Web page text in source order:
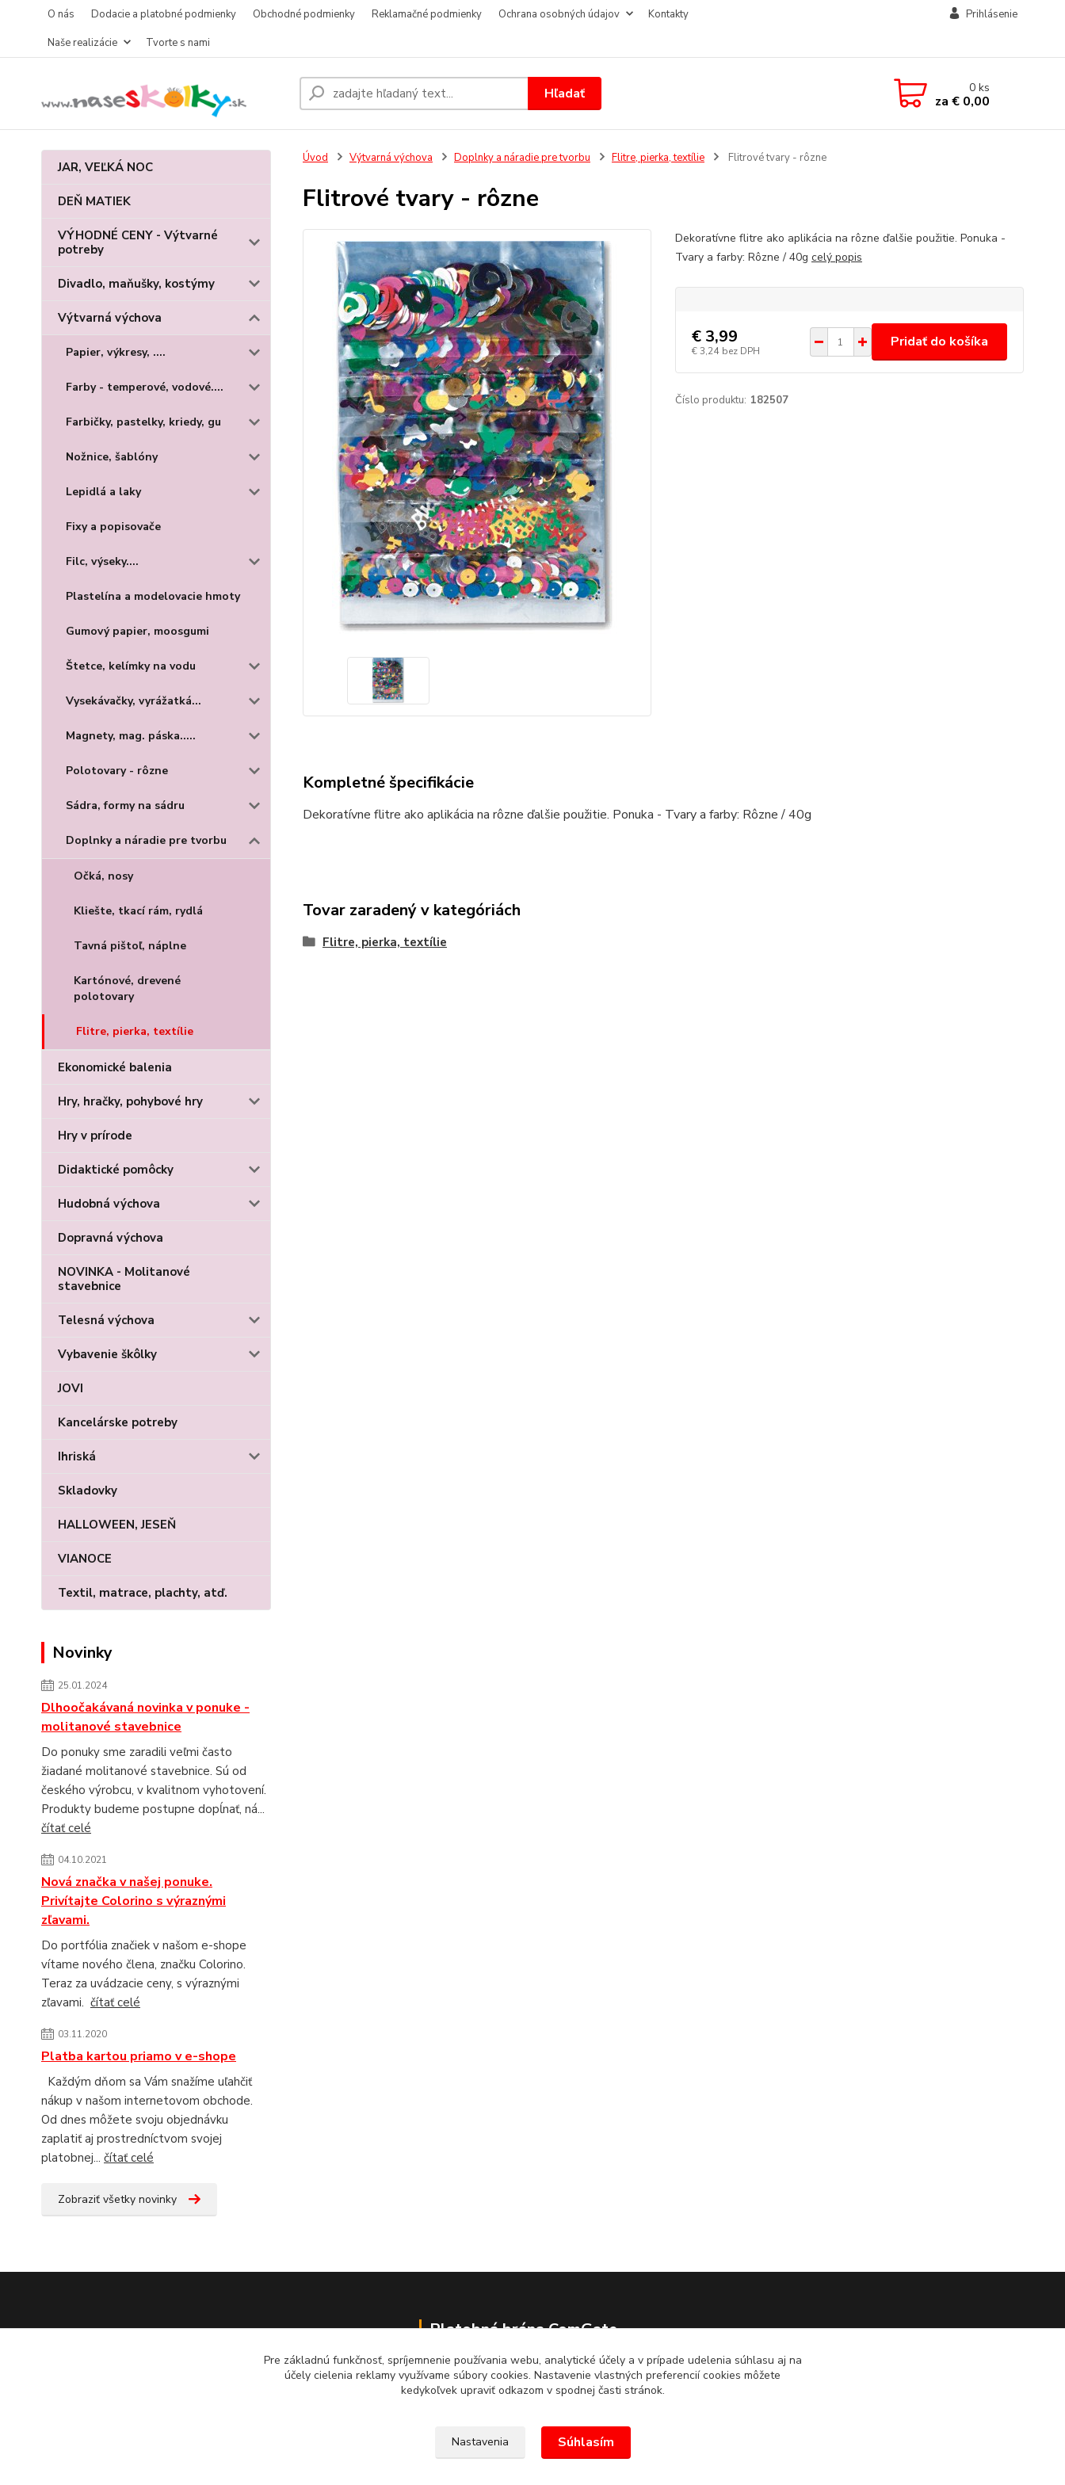
O nás Dodacie a platobné podmienky Obchodné podmienky Reklamačné podmienky Ochrana osobných údajov
Kontakty
Naše realizácie
Tvorte s nami
Prihlásenie
Hľadať 0ks
za € 0,00
JAR, VEĽKÁ NOC
DEŇ MATIEK
VÝHODNÉ CENY - Výtvarné
potreby
Divadlo, maňušky, kostýmy
Výtvarná výchova
Papier, výkresy, ....
Farby - temperové, vodové....
Farbičky, pastelky, kriedy, gu
Nožnice, šablóny
Lepidlá a laky
Fixy a popisovače
Filc, výseky....
Plastelína a modelovacie hmoty
Gumový papier, moosgumi
Štetce, kelímky na vodu
Vysekávačky, vyrážatká...
Magnety, mag. páska.....
Polotovary - rôzne
Sádra, formy na sádru
Doplnky a náradie pre tvorbu
Očká, nosy
Kliešte, tkací rám, rydlá
Tavná pištoľ, náplne
Kartónové, drevené
polotovary
Flitre, pierka, textílie
Ekonomické balenia
Hry, hračky, pohybové hry
Hry v prírode
Didaktické pomôcky
Hudobná výchova
Dopravná výchova
NOVINKA - Molitanové
stavebnice
Telesná výchova
Vybavenie škôlky
JOVI
Kancelárske potreby
Ihriská
Skladovky
HALLOWEEN, JESEŇ
VIANOCE
Textil, matrace, plachty, atď.
Novinky
25.01.2024
Dlhoočakávaná novinka v ponuke -
molitanové stavebnice
Do ponuky sme zaradili veľmi často
žiadané molitanové stavebnice. Sú od
českého výrobcu, v kvalitnom vyhotovení.
Produkty budeme postupne dopĺnať, ná...
čítať celé
04.10.2021
Nová značka v našej ponuke.
Privítajte Colorino s výraznými
zľavami.
Do portfólia značiek v našom e-shope
vítame nového člena, značku Colorino.
Teraz za uvádzacie ceny, s výraznými
zľavami. čítať celé
03.11.2020
Platba kartou priamo v e-shope
Každým dňom sa Vám snažíme uľahčiť
nákup v našom internetovom obchode.
Od dnes môžete svoju objednávku
zaplatiť aj prostredníctvom svojej
platobnej... čítať celé
Zobraziť všetky novinky
Úvod Výtvarná výchova Doplnky a náradie pre tvorbu Flitre, pierka, textílie Flitrové tvary - rôzne
Flitrové tvary - rôzne
Dekoratívne flitre ako aplikácia na rôzne ďalšie použitie. Ponuka -
Tvary a farby: Rôzne / 40g celý popis
€ 3,99
€ 3,24 bez DPH
Pridať do košíka
Číslo produktu: 182507
Kompletné špecifikácie
Dekoratívne flitre ako aplikácia na rôzne ďalšie použitie. Ponuka - Tvary a farby: Rôzne / 40g
Tovar zaradený v kategóriách
Flitre, pierka, textílie
Platobná brána ComGate
Pre základnú funkčnosť, spríjemnenie používania webu, analytické účely a v prípade udelenia súhlasu aj na
účely cielenia reklamy využívame súbory cookies. Nastavenie vlastných preferencií cookies môžete
kedykoľvek upraviť odkazom v spodnej časti stránok.
Nastavenia Súhlasím